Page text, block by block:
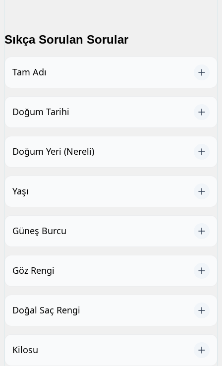
Sıkça Sorulan Sorular
Tam Adı
Doğum Tarihi
Doğum Yeri (Nereli)
Yaşı
Güneş Burcu
Göz Rengi
Doğal Saç Rengi
Kilosu